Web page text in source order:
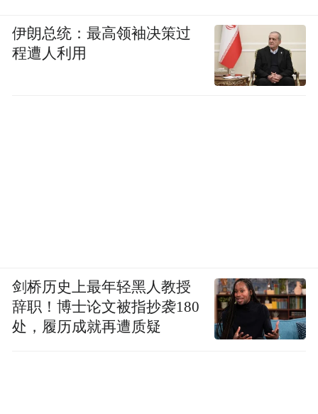
伊朗总统：最高领袖决策过
程遭人利用
剑桥历史上最年轻黑人教授
辞职！博士论文被指抄袭180
处，履历成就再遭质疑